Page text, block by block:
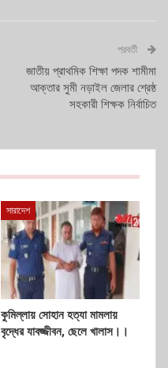
পরবর্তী
জাতীয় প্রাথমিক শিক্ষা পদক শামীমা
আক্তার সুমী নড়াইল জেলার শ্রেষ্ঠ
সহকারী শিক্ষক নির্বাচিত
সারাদেশ
কুমিল্লায় সোহান হত্যা মামলায়
বৃদ্ধের যাবজ্জীবন, ছেলে খালাস।।